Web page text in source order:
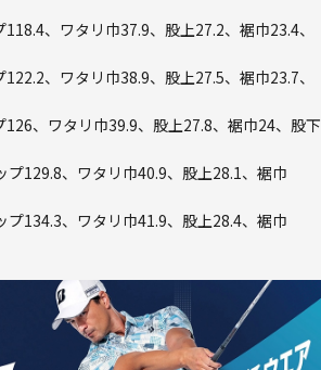
、ワタリ巾37.9、股上27.2、裾巾23.4、
、ワタリ巾38.9、股上27.5、裾巾23.7、
、ワタリ巾39.9、股上27.8、裾巾24、股下
プ129.8、ワタリ巾40.9、股上28.1、裾巾
プ134.3、ワタリ巾41.9、股上28.4、裾巾